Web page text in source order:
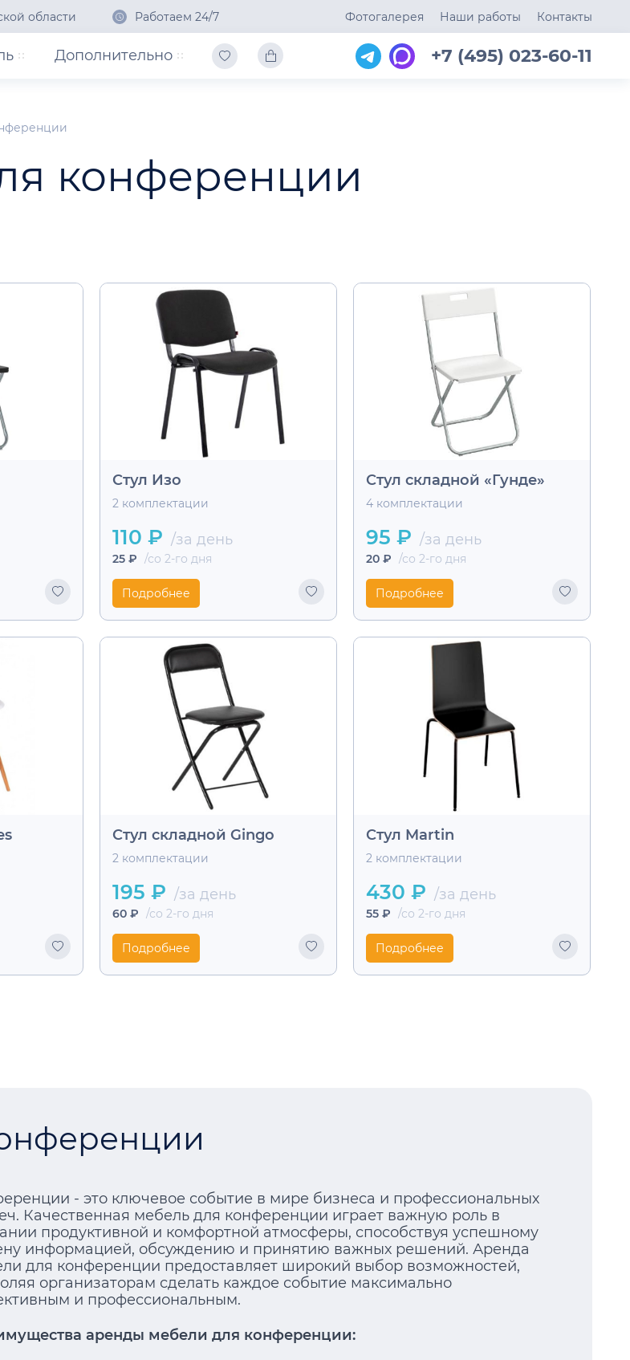
области Работаем 24/7 Фотогалерея Наши работы Контакты
Дополнительно +7 (495) 023-60-11
конференции
Стул Изо
2 комплектации
110 ₽ /за день
25 ₽ /со 2-го дня
Подробнее
Стул складной «Гунде»
4 комплектации
95 ₽ /за день
20 ₽ /со 2-го дня
Подробнее
Стул складной Gingo
2 комплектации
195 ₽ /за день
60 ₽ /со 2-го дня
Подробнее
Стул Martin
2 комплектации
430 ₽ /за день
55 ₽ /со 2-го дня
Подробнее
- это ключевое событие в мире бизнеса и профессиональных
Качественная мебель для конференции играет важную роль в
продуктивной и комфортной атмосферы, способствуя успешному
информацией, обсуждению и принятию важных решений. Аренда
для конференции предоставляет широкий выбор возможностей,
организаторам сделать каждое событие максимально
и профессиональным.
аренды мебели для конференции: